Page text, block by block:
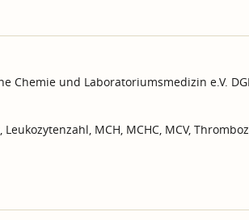
Chemie und Laboratoriumsmedizin e.V.
MCH, MCHC, MCV,